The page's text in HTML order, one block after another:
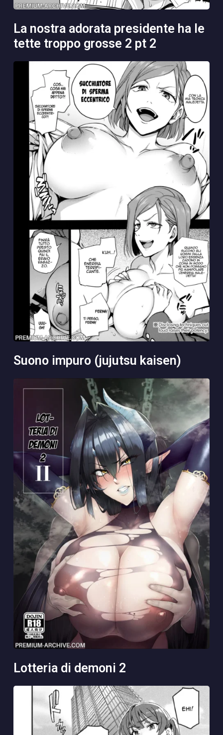
la nostra adorata presidente ha le
tette troppo grosse 2 pt 2
suono impuro (jujutsu kaisen)
lotteria di demoni 2